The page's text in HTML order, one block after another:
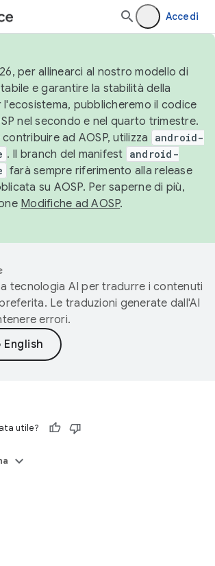
Accedi
per allinearci al nostro modello di
e garantire la stabilità della
pubblicheremo il codice
nel secondo e nel quarto trimestre.
ad AOSP, utilizza
android-
. Il branch del manifest android-
farà sempre riferimento alla release
su AOSP. Per saperne di più,
Modifiche ad AOSP.
tecnologia AI per tradurre i contenuti
Le traduzioni generate dall'AI
errori.
utile?